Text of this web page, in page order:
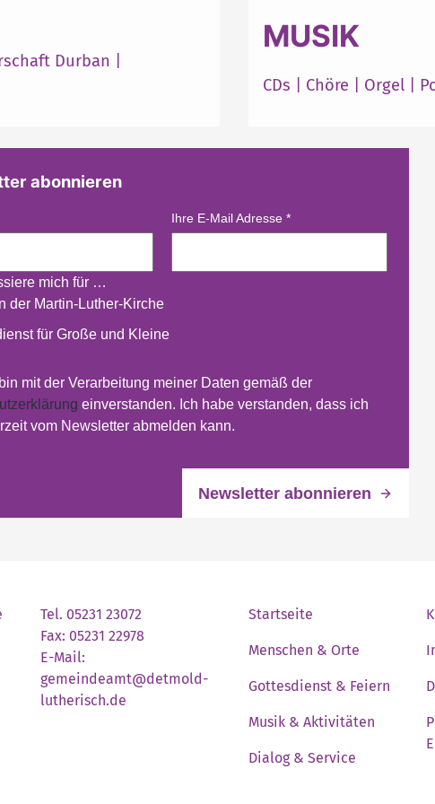
Durban
MUSIK
CDs Chöre Orgel
abonnieren
Ihre E-Mail Adresse*
mich für …
der Martin-Luther-Kirche
für Große und Kleine
mit der Verarbeitung meiner Daten gemäß der
einverstanden. Ich habe verstanden, dass ich
vom Newsletter abmelden kann.
Tel. 05231 23072
Fax: 05231 22978
E-Mail:
gemeindeamt@detmold-
lutherisch.de
Startseite
Menschen & Orte
Gottesdienst & Feiern
Musik & Aktivitäten
Dialog & Service